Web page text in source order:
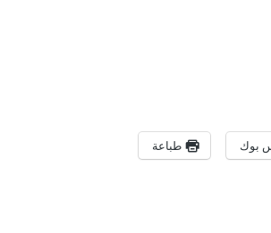
بوك طباعة